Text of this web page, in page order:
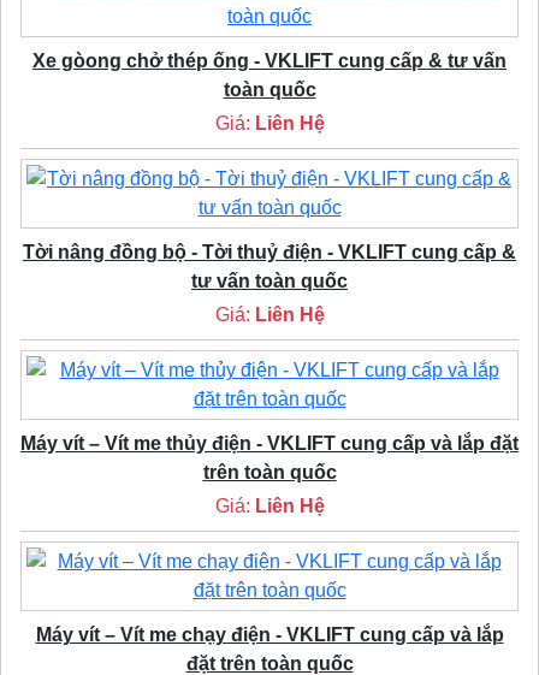
Xe gòong chở thép ống - VKLIFT cung cấp & tư vấn
toàn quốc
Giá: Liên Hệ
Tời nâng đồng bộ - Tời thuỷ điện - VKLIFT cung cấp &
tư vấn toàn quốc
Giá: Liên Hệ
Máy vít – Vít me thủy điện - VKLIFT cung cấp và lắp đặt
trên toàn quốc
Giá: Liên Hệ
Máy vít – Vít me chạy điện - VKLIFT cung cấp và lắp
đặt trên toàn quốc